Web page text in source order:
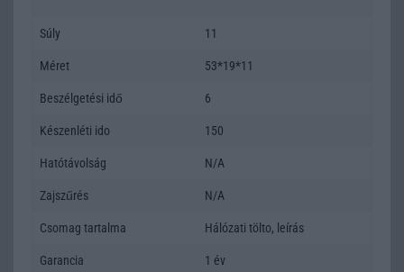
Súly 11
Méret 53*19*11
Beszélgetési idő 6
Készenléti ido 150
Hatótávolság N/A
Zajszűrés N/A
Csomag tartalma Hálózati tölto, leírás
Garancia 1 év